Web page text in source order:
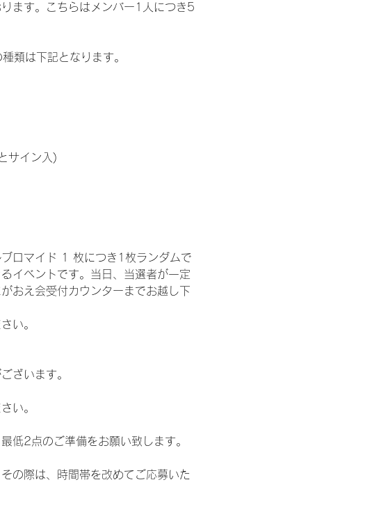
ます。こちらはメンバー1人につき5
類は下記となります。
サイン入)
ロマイド 1 枚につき1枚ランダムで
イベントです。当日、当選者が一定
おえ会受付カウンターまでお越し下
い。
ざいます。
い。
低2点のご準備をお願い致します。
の際は、時間帯を改めてご応募いた